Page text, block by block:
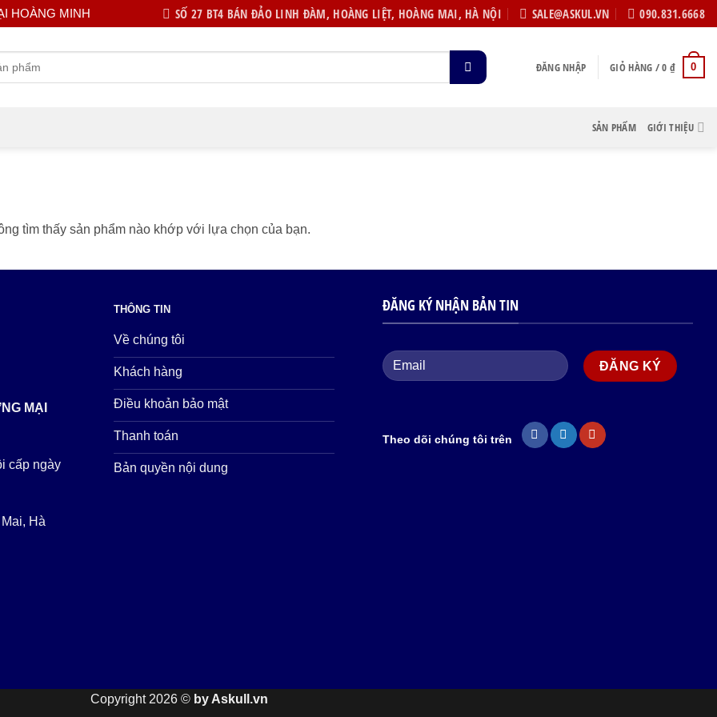
HOÀNG MINH SỐ 27 BT4 BÁN ĐẢO LINH ĐÀM, HOÀNG LIỆT, HOÀNG MAI, HÀ NỘI SALE@ASKUL.VN 090.831.6668
ĐĂNG NHẬP GIỎ HÀNG /0 ₫ 0
SẢN PHẨM GIỚI THIỆU
tìm thấy sản phẩm nào khớp với lựa chọn của bạn.
MẠI
cấp ngày
Hà
THÔNG TIN
Về chúng tôi
Khách hàng
Điều khoản bảo mật
Thanh toán
Bản quyền nội dung
ĐĂNG KÝ NHẬN BẢN TIN
Theo dõi chúng tôi trên
Copyright 2026 © by Askull.vn